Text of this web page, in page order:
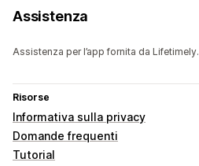
Assistenza
Assistenza per l’app fornita da Lifetimely.
Risorse
Informativa sulla privacy
Domande frequenti
Tutorial